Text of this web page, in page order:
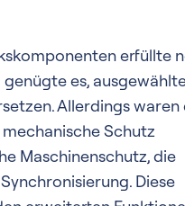
erfüllte
es,
Allerdings
Schutz
Maschinenschutz, die
Diese